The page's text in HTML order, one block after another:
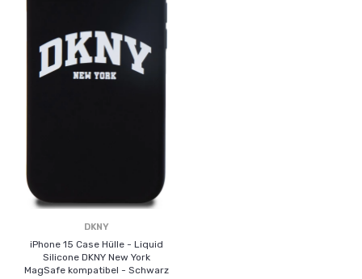
DKNY
iPhone 15 Case Hülle - Liquid
Silicone DKNY New York
MagSafe kompatibel - Schwarz